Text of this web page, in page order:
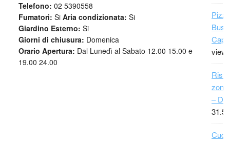
Telefono: 02 5390558
Fumatori: Si Aria condizionata: Si
Giardino Esterno: Si
Giorni di chiusura: Domenica
Orario Apertura: Dal Lunedì al Sabato 12.00 15.00 e
19.00 24.00
Capri
zona
– Da